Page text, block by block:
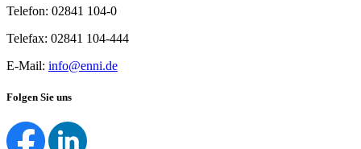
Telefon: 02841 104-0
Telefax: 02841 104-444
E-Mail: info@enni.de
Folgen Sie uns